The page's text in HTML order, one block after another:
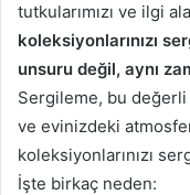
tutkularımızı ve ilgi
koleksiyonlarınızı
unsuru değil, aynı
Sergileme, bu
ve evinizdeki
koleksiyonlarınızı
İşte birkaç neden: